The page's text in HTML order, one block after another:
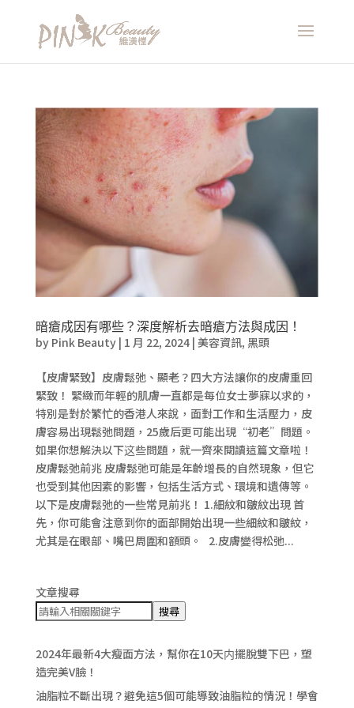
暗瘡成因有哪些？深度解析去暗瘡方法與成因！
by Pink Beauty| 1 月 22, 2024| 美容資訊, 黑頭
【皮膚緊致】皮膚鬆弛、顯老？四大方法讓你的皮膚重回
緊致！ 緊緻而年輕的肌膚一直都是每位女士夢寐以求的，
特別是對於繁忙的香港人來說，面對工作和生活壓力，皮
膚容易出現鬆弛問題，25歲后更可能出現“初老”問題。
如果你想解決以下这些問題，就一齊來閱讀這篇文章啦！
皮膚鬆弛前兆 皮膚鬆弛可能是年齡增長的自然現象，但它
也受到其他因素的影響，包括生活方式、環境和遺傳等。
以下是皮膚鬆弛的一些常見前兆！ 1.細紋和皺紋出現 首
先，你可能會注意到你的面部開始出現一些細紋和皺紋，
尤其是在眼部、嘴巴周圍和額頭。 2.皮膚變得松弛...
文章搜尋
搜尋
2024年最新4大瘦面方法，幫你在10天内擺脫雙下巴，塑
造完美V臉！
油脂粒不斷出現？避免這5個可能導致油脂粒的情況！學會